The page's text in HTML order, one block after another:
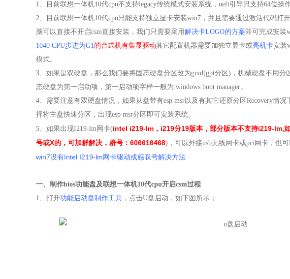
1 、目前联想一体机10代cpu不支持legacy传统模式安装系统，uefi引导只支持64位操作
2、目前联想一体机10代cpu只能支持独立显卡安装win7，并且需要通过激活代码打开
脑可以直接不开启csm直接安装，我们只需要采用解决卡LOGO的方案即可完成安装
1040 CPU步进为G1的台式机有集显驱动其它配置机器需要加独立显卡或亮机卡安装
模式。
3、如果是双硬盘，那么我们要将固态硬盘分区改为guid(gpt分区)，机械硬盘不用分
态硬盘为第一启动项， 第一启动项字样一般为:windows boot manager。
4、需要注意有双硬盘情况，如果从盘带有esp msr以及有其它还原分区Recovery情
择将主盘快速分区，出现esp msr分区即可安装系统。
5、 如果出现I219-lm网卡(intel i219-lm，i219分19版本，部分版本不支持i219-lm,
号或X的，可加群解决，群号：606616468)，可以外接usb无线网卡或pci网卡，也
win7没有Intel I219-lm网卡驱动或感叹号解决方法
一、制作bios功能盘及联想一体机10代cpu开启csm过程
1 、打开功能启动盘制作工具 ， 点击U盘启动，如下图所示；